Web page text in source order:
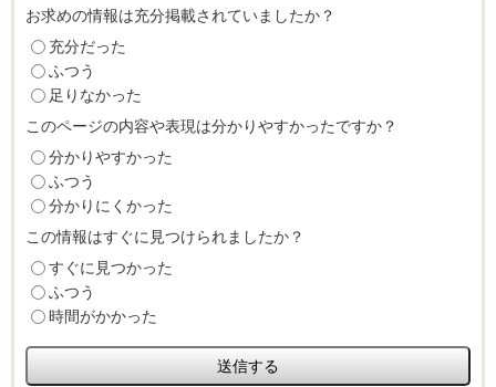
お求めの情報は充分掲載されていましたか？
充分だった
ふつう
足りなかった
このページの内容や表現は分かりやすかったですか？
分かりやすかった
ふつう
分かりにくかった
この情報はすぐに見つけられましたか？
すぐに見つかった
ふつう
時間がかかった